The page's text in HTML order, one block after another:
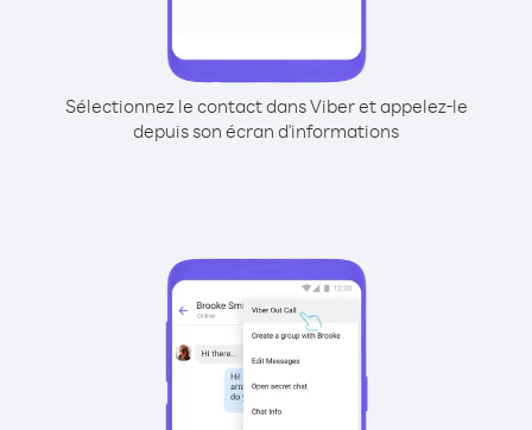
Sélectionnez le contact dans Viber et appelez-le
depuis son écran d'informations